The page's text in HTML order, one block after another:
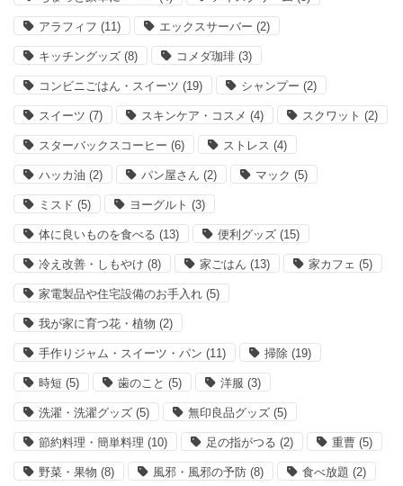
アラフィフ (11) エックスサーバー (2)
キッチングッズ (8) コメダ珈琲 (3)
コンビニごはん・スイーツ (19) シャンプー (2)
スイーツ (7) スキンケア・コスメ (4) スクワット (2)
スターバックスコーヒー (6) ストレス (4)
ハッカ油 (2) パン屋さん (2) マック (5)
ミスド (5) ヨーグルト (3)
体に良いものを食べる (13) 便利グッズ (15)
冷え改善・しもやけ (8) 家ごはん (13) 家カフェ (5)
家電製品や住宅設備のお手入れ (5)
我が家に育つ花・植物 (2)
手作りジャム・スイーツ・パン (11) 掃除 (19)
時短 (5) 歯のこと (5) 洋服 (3)
洗濯・洗濯グッズ (5) 無印良品グッズ (5)
節約料理・簡単料理 (10) 足の指がつる (2) 重曹 (5)
野菜・果物 (8) 風邪・風邪の予防 (8) 食べ放題 (2)